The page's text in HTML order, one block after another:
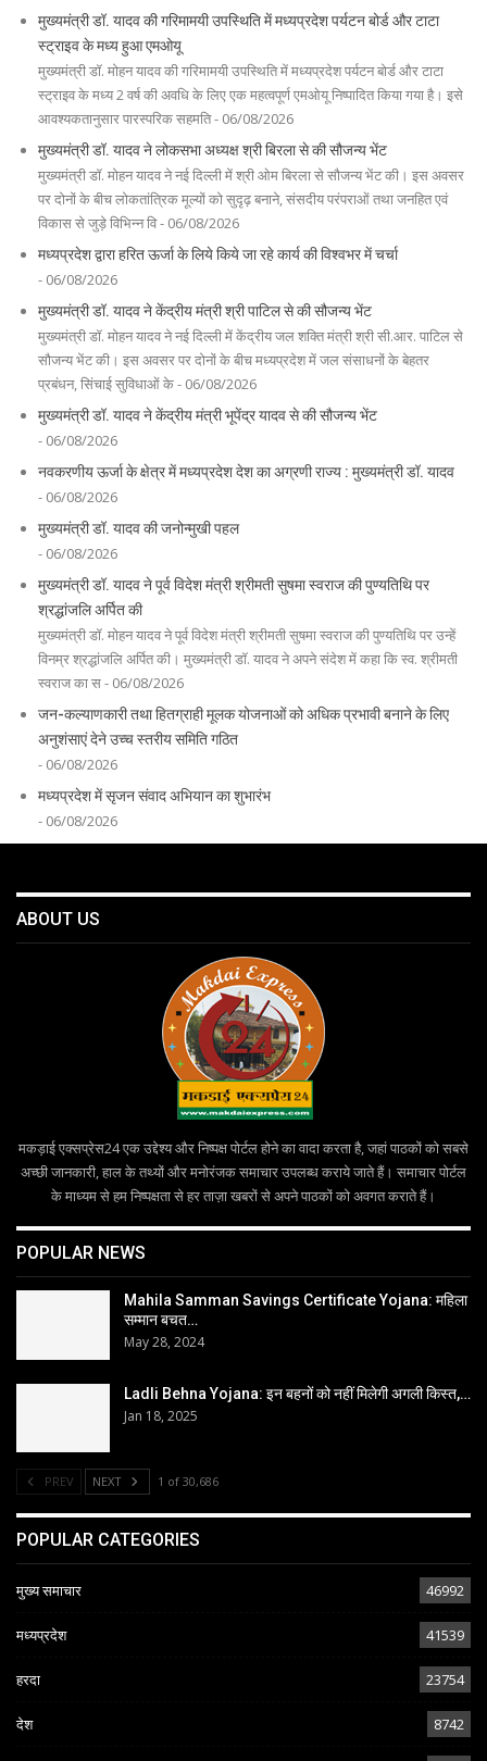
मुख्यमंत्री डॉ. यादव की गरिमामयी उपस्थिति में मध्यप्रदेश पर्यटन बोर्ड और टाटा
स्ट्राइव के मध्य हुआ एमओयू
मुख्यमंत्री डॉ. मोहन यादव की गरिमामयी उपस्थिति में मध्यप्रदेश पर्यटन बोर्ड और टाटा
स्ट्राइव के मध्य 2 वर्ष की अवधि के लिए एक महत्वपूर्ण एमओयू निष्पादित किया गया है। इसे
आवश्यकतानुसार पारस्परिक सहमति - 06/08/2026
मुख्यमंत्री डॉ. यादव ने लोकसभा अध्यक्ष श्री बिरला से की सौजन्य भेंट
मुख्यमंत्री डॉ. मोहन यादव ने नई दिल्ली में श्री ओम बिरला से सौजन्य भेंट की। इस अवसर
पर दोनों के बीच लोकतांत्रिक मूल्यों को सुदृढ़ बनाने, संसदीय परंपराओं तथा जनहित एवं
विकास से जुड़े विभिन्न वि - 06/08/2026
मध्यप्रदेश द्वारा हरित ऊर्जा के लिये किये जा रहे कार्य की विश्वभर में चर्चा
- 06/08/2026
मुख्यमंत्री डॉ. यादव ने केंद्रीय मंत्री श्री पाटिल से की सौजन्य भेंट
मुख्यमंत्री डॉ. मोहन यादव ने नई दिल्ली में केंद्रीय जल शक्ति मंत्री श्री सी.आर. पाटिल से
सौजन्य भेंट की। इस अवसर पर दोनों के बीच मध्यप्रदेश में जल संसाधनों के बेहतर
प्रबंधन, सिंचाई सुविधाओं के - 06/08/2026
मुख्यमंत्री डॉ. यादव ने केंद्रीय मंत्री भूपेंद्र यादव से की सौजन्य भेंट
- 06/08/2026
नवकरणीय ऊर्जा के क्षेत्र में मध्यप्रदेश देश का अग्रणी राज्य : मुख्यमंत्री डॉ. यादव
- 06/08/2026
मुख्यमंत्री डॉ. यादव की जनोन्मुखी पहल
- 06/08/2026
मुख्यमंत्री डॉ. यादव ने पूर्व विदेश मंत्री श्रीमती सुषमा स्वराज की पुण्यतिथि पर
श्रद्धांजलि अर्पित की
मुख्यमंत्री डॉ. मोहन यादव ने पूर्व विदेश मंत्री श्रीमती सुषमा स्वराज की पुण्यतिथि पर उन्हें
विनम्र श्रद्धांजलि अर्पित की। मुख्यमंत्री डॉ. यादव ने अपने संदेश में कहा कि स्व. श्रीमती
स्वराज का स - 06/08/2026
जन-कल्याणकारी तथा हितग्राही मूलक योजनाओं को अधिक प्रभावी बनाने के लिए
अनुशंसाएं देने उच्च स्तरीय समिति गठित
- 06/08/2026
मध्यप्रदेश में सृजन संवाद अभियान का शुभारंभ
- 06/08/2026
ABOUT US
मकड़ाई एक्सप्रेस24 एक उद्देश्य और निष्पक्ष पोर्टल होने का वादा करता है, जहां पाठकों को सबसे
अच्छी जानकारी, हाल के तथ्यों और मनोरंजक समाचार उपलब्ध कराये जाते हैं। समाचार पोर्टल
के माध्यम से हम निष्पक्षता से हर ताज़ा खबरों से अपने पाठकों को अवगत कराते हैं।
POPULAR NEWS
Mahila Samman Savings Certificate Yojana: महिला
सम्मान बचत…
May 28, 2024
Ladli Behna Yojana: इन बहनों को नहीं मिलेगी अगली किस्त,…
Jan 18, 2025
PREV NEXT 1 of 30,686
POPULAR CATEGORIES
मुख्य समाचार 46992
मध्यप्रदेश 41539
हरदा 23754
देश 8742